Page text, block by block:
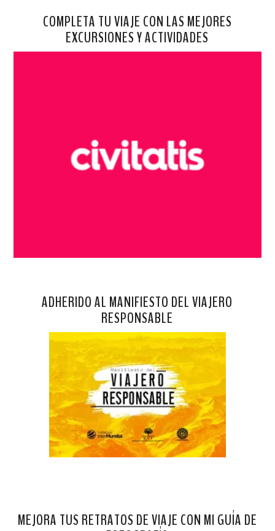
COMPLETA TU VIAJE CON LAS MEJORES
EXCURSIONES Y ACTIVIDADES
ADHERIDO AL MANIFIESTO DEL VIAJERO
RESPONSABLE
MEJORA TUS RETRATOS DE VIAJE CON MI GUÍA DE